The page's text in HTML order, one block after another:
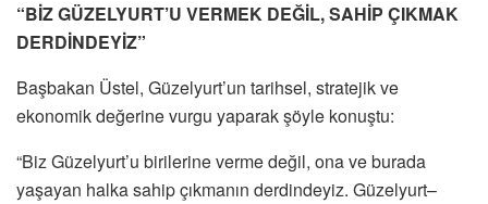
“BİZ GÜZELYURT’U VERMEK DEĞİL, SAHİP ÇIKMAK
DERDİNDEYİZ”
Başbakan Üstel, Güzelyurt’un tarihsel, stratejik ve
ekonomik değerine vurgu yaparak şöyle konuştu:
“Biz Güzelyurt’u birilerine verme değil, ona ve burada
yaşayan halka sahip çıkmanın derdindeyiz. Güzelyurt–